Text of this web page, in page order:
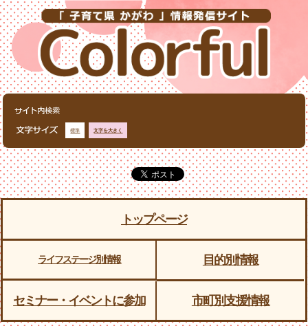
標準 文字を大きく
トップページ
ライフステージ別情報 目的別情報
セミナー・イベントに参加 市町別支援情報